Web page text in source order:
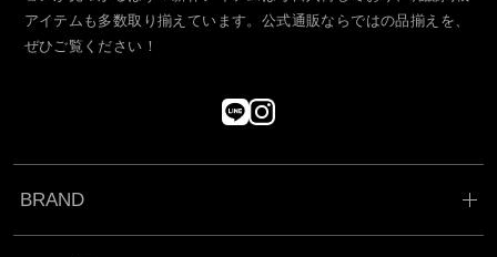
アイテムも多数取り揃えています。公式通販ならではの品揃えを、
ぜひご覧ください！
BRAND